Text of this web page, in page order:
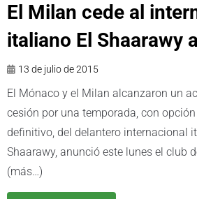
El Milan cede al
italiano El Shaarawy
13 de julio de 2015
El Mónaco y el Milan alcanzaron un
cesión por una temporada, con
definitivo, del delantero internacional
Shaarawy, anunció este lunes el club
(más…)